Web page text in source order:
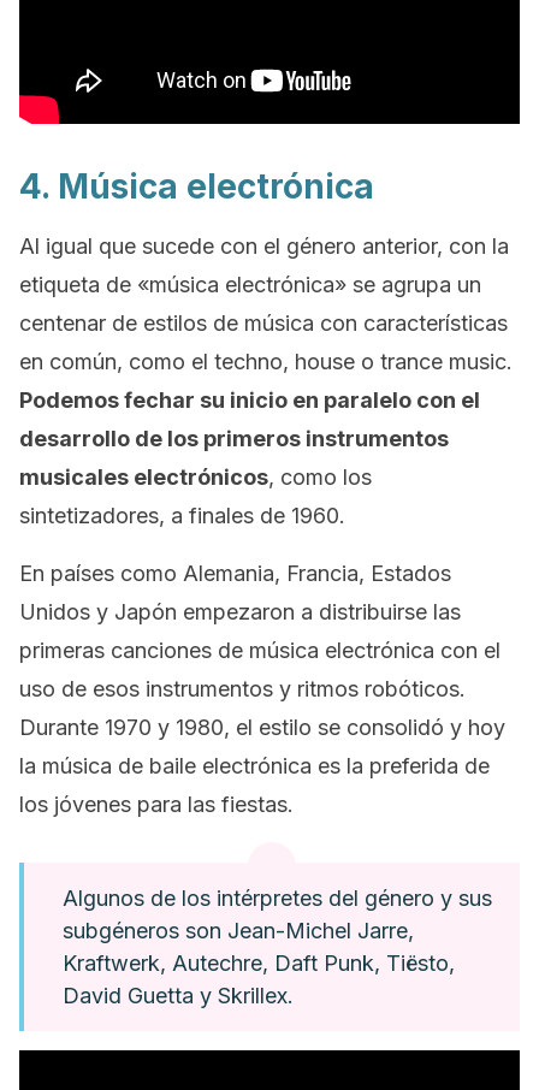
4. Música electrónica
Al igual que sucede con el género anterior, con la
etiqueta de «música electrónica» se agrupa un
centenar de estilos de música con características
en común, como el techno, house o trance music.
Podemos fechar su inicio en paralelo con el
desarrollo de los primeros instrumentos
musicales electrónicos, como los
sintetizadores, a finales de 1960.
En países como Alemania, Francia, Estados
Unidos y Japón empezaron a distribuirse las
primeras canciones de música electrónica con el
uso de esos instrumentos y ritmos robóticos.
Durante 1970 y 1980, el estilo se consolidó y hoy
la música de baile electrónica es la preferida de
los jóvenes para las fiestas.
Algunos de los intérpretes del género y sus
subgéneros son Jean-Michel Jarre,
Kraftwerk, Autechre, Daft Punk, Tiësto,
David Guetta y Skrillex.